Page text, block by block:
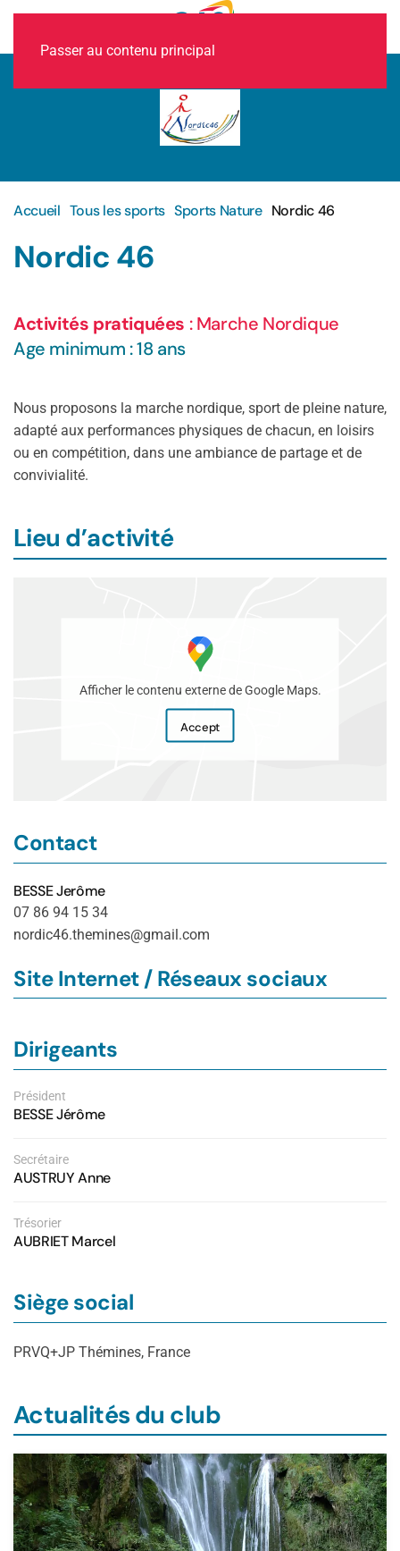
Passer au contenu principal
Accueil Tous les sports Sports Nature Nordic 46
Nordic 46
Activités pratiquées : Marche Nordique
Age minimum : 18 ans
Nous proposons la marche nordique, sport de pleine nature,
adapté aux performances physiques de chacun, en loisirs
ou en compétition, dans une ambiance de partage et de
convivialité.
Lieu d’activité
Afficher le contenu externe de Google Maps.
Accept
Contact
BESSE Jerôme
07 86 94 15 34
nordic46.themines@gmail.com
Site Internet / Réseaux sociaux
Dirigeants
Président
BESSE Jérôme
Secrétaire
AUSTRUY Anne
Trésorier
AUBRIET Marcel
Siège social
PRVQ+JP Thémines, France
Actualités du club